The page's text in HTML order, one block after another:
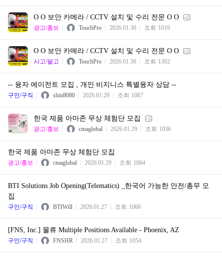
O O 보안 카메라 / CCTV 설치 및 수리 전문 O O
광고/홍보 TouchPro 2026.01.30 조회 1019
O O 보안 카메라 / CCTV 설치 및 수리 전문 O O
사고/팔고 TouchPro 2026.01.30 조회 1302
-- 융자 에이전트 모집 , 개인 비지니스 특별융자 상담 --
구인/구직 shin8080 2026.01.29 조회 1087
한국 제품 아마존 무상 체험단 모집
광고/홍보 cmaglobal 2026.01.29 조회 1036
한국 제품 아마존 무상 체험단 모집
광고/홍보 cmaglobal 2026.01.29 조회 1064
BTI Solutions Job Opening(Telematics) _한국어 가능한 안전/총무 모
집
구인/구직 BTIWill 2026.01.27 조회 1060
[FNS, Inc.] 물류 Multiple Positions Available - Phoenix, AZ
구인/구직 FNSHR 2026.01.27 조회 1054